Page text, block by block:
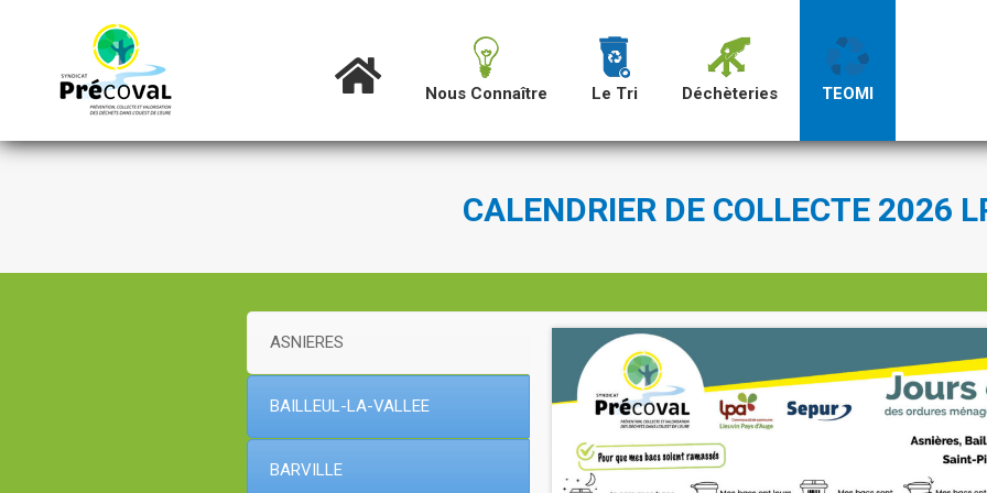
Accueil Nous Connaître Le Tri Déchèteries TEOMI
CALENDRIER DE COLLECTE 2026
ASNIERES
BAILLEUL-LA-VALLEE
BARVILLE